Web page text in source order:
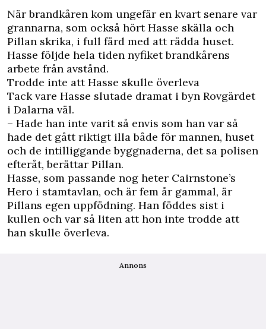
När brandkåren kom ungefär en kvart senare var
grannarna, som också hört Hasse skälla och
Pillan skrika, i full färd med att rädda huset.
Hasse följde hela tiden nyfiket brandkårens
arbete från avstånd.
Trodde inte att Hasse skulle överleva
Tack vare Hasse slutade dramat i byn Rovgärdet
i Dalarna väl.
– Hade han inte varit så envis som han var så
hade det gått riktigt illa både för mannen, huset
och de intilliggande byggnaderna, det sa polisen
efteråt, berättar Pillan.
Hasse, som passande nog heter Cairnstone’s
Hero i stamtavlan, och är fem år gammal, är
Pillans egen uppfödning. Han föddes sist i
kullen och var så liten att hon inte trodde att
han skulle överleva.
Annons